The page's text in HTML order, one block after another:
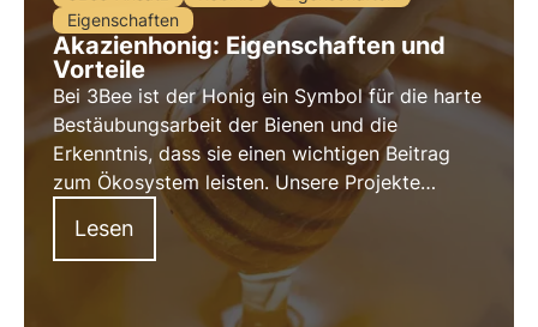
Eigenschaften
Akazienhonig: Eigenschaften und
Vorteile
Bei 3Bee ist der Honig ein Symbol für die harte
Bestäubungsarbeit der Bienen und die
Erkenntnis, dass sie einen wichtigen Beitrag
zum Ökosystem leisten. Unsere Projekte
unterstützen die biologische Vielfalt und
sorgen durch unsere Züchter für eine gesunde
Umwelt für Bestäuber.
Lesen